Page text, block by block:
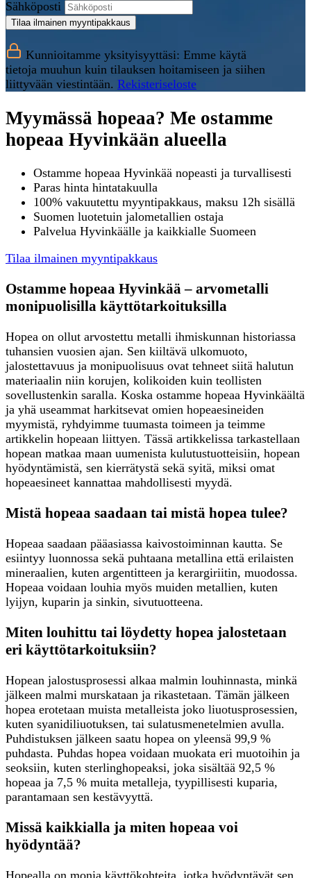
Sähköposti
Tilaa ilmainen myyntipakkaus
Kunnioitamme yksityisyyttäsi: Emme käytä
tietoja muuhun kuin tilauksen hoitamiseen ja siihen
liittyvään viestintään. Rekisteriseloste
Myymässä hopeaa? Me ostamme
hopeaa Hyvinkään alueella
Ostamme hopeaa Hyvinkää nopeasti ja turvallisesti
Paras hinta hintatakuulla
100% vakuutettu myyntipakkaus, maksu 12h sisällä
Suomen luotetuin jalometallien ostaja
Palvelua Hyvinkäälle ja kaikkialle Suomeen
Tilaa ilmainen myyntipakkaus
Ostamme hopeaa Hyvinkää – arvometalli
monipuolisilla käyttötarkoituksilla
Hopea on ollut arvostettu metalli ihmiskunnan historiassa
tuhansien vuosien ajan. Sen kiiltävä ulkomuoto,
jalostettavuus ja monipuolisuus ovat tehneet siitä halutun
materiaalin niin korujen, kolikoiden kuin teollisten
sovellustenkin saralla. Koska ostamme hopeaa Hyvinkäältä
ja yhä useammat harkitsevat omien hopeaesineiden
myymistä, ryhdyimme tuumasta toimeen ja teimme
artikkelin hopeaan liittyen. Tässä artikkelissa tarkastellaan
hopean matkaa maan uumenista kulutustuotteisiin, hopean
hyödyntämistä, sen kierrätystä sekä syitä, miksi omat
hopeaesineet kannattaa mahdollisesti myydä.
Mistä hopeaa saadaan tai mistä hopea tulee?
Hopeaa saadaan pääasiassa kaivostoiminnan kautta. Se
esiintyy luonnossa sekä puhtaana metallina että erilaisten
mineraalien, kuten argentitteen ja kerargiriitin, muodossa.
Hopeaa voidaan louhia myös muiden metallien, kuten
lyijyn, kuparin ja sinkin, sivutuotteena.
Miten louhittu tai löydetty hopea jalostetaan
eri käyttötarkoituksiin?
Hopean jalostusprosessi alkaa malmin louhinnasta, minkä
jälkeen malmi murskataan ja rikastetaan. Tämän jälkeen
hopea erotetaan muista metalleista joko liuotusprosessien,
kuten syanidiliuotuksen, tai sulatusmenetelmien avulla.
Puhdistuksen jälkeen saatu hopea on yleensä 99,9 %
puhdasta. Puhdas hopea voidaan muokata eri muotoihin ja
seoksiin, kuten sterlinghopeaksi, joka sisältää 92,5 %
hopeaa ja 7,5 % muita metalleja, tyypillisesti kuparia,
parantamaan sen kestävyyttä.
Missä kaikkialla ja miten hopeaa voi
hyödyntää?